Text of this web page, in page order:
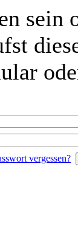
sein
vergessen?